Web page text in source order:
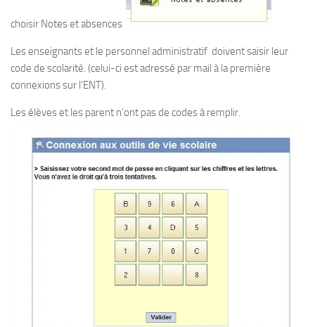
choisir Notes et absences
Les enseignants et le personnel administratif doivent saisir leur
code de scolarité. (celui-ci est adressé par mail à la première
connexions sur l’ENT).
Les élèves et les parent n’ont pas de codes à remplir.